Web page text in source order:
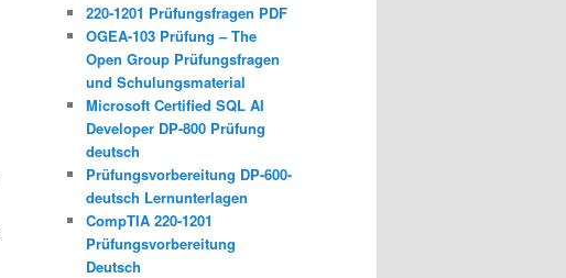
220-1201 Prüfungsfragen PDF
OGEA-103 Prüfung – The
Open Group Prüfungsfragen
und Schulungsmaterial
Microsoft Certified SQL AI
Developer DP-800 Prüfung
deutsch
Prüfungsvorbereitung DP-600-
deutsch Lernunterlagen
CompTIA 220-1201
Prüfungsvorbereitung
Deutsch